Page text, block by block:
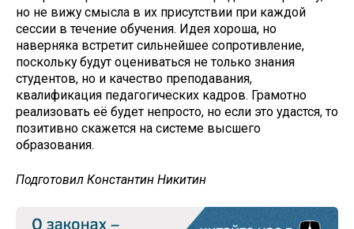
но не вижу смысла в их присутствии при каждой
сессии в течение обучения. Идея хороша, но
наверняка встретит сильнейшее сопротивление,
поскольку будут оцениваться не только знания
студентов, но и качество преподавания,
квалификация педагогических кадров. Грамотно
реализовать её будет непросто, но если это удастся, то
позитивно скажется на системе высшего
образования.
Подготовил Константин Никитин